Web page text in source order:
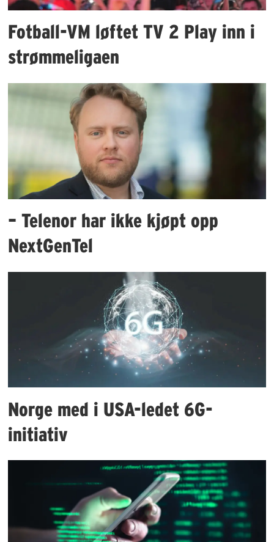
Fotball-VM løftet TV 2 Play inn i
strømmeligaen
– Telenor har ikke kjøpt opp
NextGenTel
Norge med i USA-ledet 6G-
initiativ